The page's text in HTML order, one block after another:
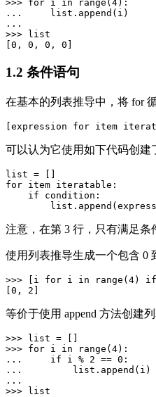
>>> for i in range(4):
...     list.append(i)
...
>>> list
1.2 条件语句
在基本的列表推导中，将 for
可以认为它使用如下代码创建
list = []
for item iteratable:
    if condition:
注意，在第 3 行，只有满足条
使用列表推导生成一个包含 0
>>> [i for i in range(4) if
等价于使用 append 方法创建
>>> list = []
>>> for i in range(4):
...     if i % 2 == 0:
...         list.append(i)
...
>>> list